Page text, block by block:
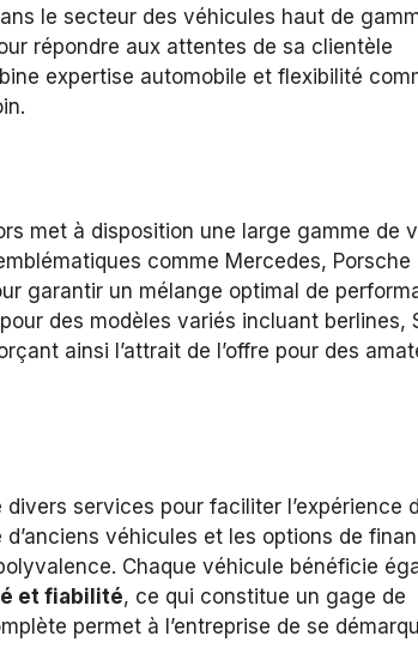
le secteur des véhicules haut de
répondre aux attentes de sa clientèle
expertise automobile et flexibilité
met à disposition une large gamme de
comme Mercedes, Porsche
garantir un mélange optimal de
des modèles variés incluant berlines,
ainsi l’attrait de l’offre pour des
services pour faciliter l’expérience
d’anciens véhicules et les options de
Chaque véhicule bénéficie
et fiabilité, ce qui constitue un gage de
permet à l’entreprise de se